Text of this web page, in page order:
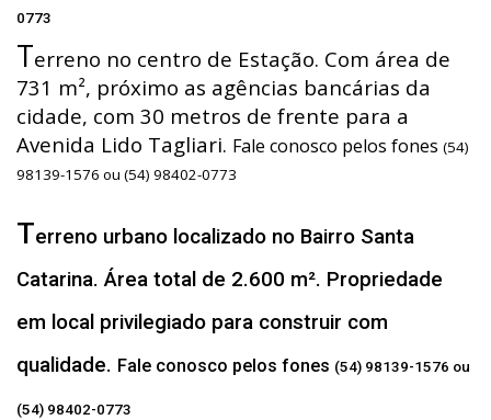
0773
Terreno no centro de Estação. Com área de
731 m², próximo as agências bancárias da
cidade, com 30 metros de frente para a
Avenida Lido Tagliari. Fale conosco pelos fones (54)
98139-1576 ou (54) 98402-0773
Terreno urbano localizado no Bairro Santa
Catarina. Área total de 2.600 m². Propriedade
em local privilegiado para construir com
qualidade. Fale conosco pelos fones (54) 98139-1576 ou
(54) 98402-0773